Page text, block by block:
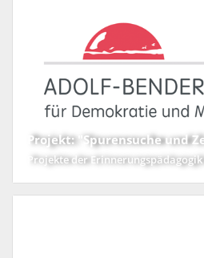
Projekt: "Spurensuche und
Projekte der Erinnerungspädagogik